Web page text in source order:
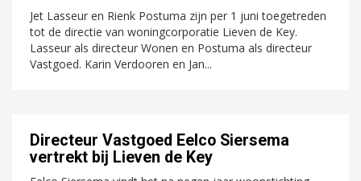
Jet Lasseur en Rienk Postuma zijn per 1 juni toegetreden
tot de directie van woningcorporatie Lieven de Key.
Lasseur als directeur Wonen en Postuma als directeur
Vastgoed. Karin Verdooren en Jan...
Directeur Vastgoed Eelco Siersema
vertrekt bij Lieven de Key